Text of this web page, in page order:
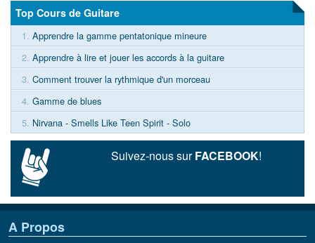
Top Cours de Guitare
1. Apprendre la gamme pentatonique mineure
2. Apprendre à lire et jouer les accords à la guitare
3. Comment trouver la rythmique d'un morceau
4. Gamme de blues
5. Nirvana - Smells Like Teen Spirit - Solo
Suivez-nous surFACEBOOK!
A Propos